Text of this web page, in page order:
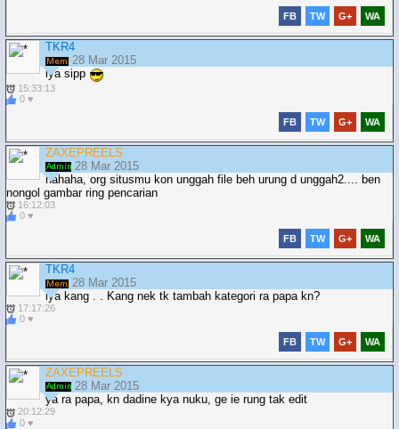
FB TW G+ WA
TKR4
28 Mar 2015
iya sipp
15:33:13
0 ♥
FB TW G+ WA
ZAXEPREELS
28 Mar 2015
hahaha, org situsmu kon unggah file beh urung d unggah2.... ben
nongol gambar ring pencarian
16:12:03
0 ♥
FB TW G+ WA
TKR4
28 Mar 2015
iya kang . . Kang nek tk tambah kategori ra papa kn?
17:17:26
0 ♥
FB TW G+ WA
ZAXEPREELS
28 Mar 2015
ya ra papa, kn dadine kya nuku, ge ie rung tak edit
20:12:29
0 ♥